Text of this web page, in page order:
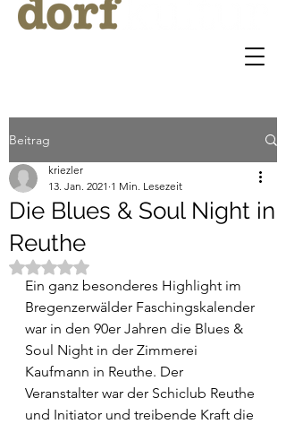
Beitrag
Die Blues & Soul Night in
Reuthe
kriezler
13. Jan. 2021 1 Min. Lesezeit
Mit NaN von 5 Sternen bewertet.
Ein ganz besonderes Highlight im
Bregenzerwälder Faschingskalender
war in den 90er Jahren die Blues &
Soul Night in der Zimmerei
Kaufmann in Reuthe. Der
Veranstalter war der Schiclub Reuthe
und Initiator und treibende Kraft die